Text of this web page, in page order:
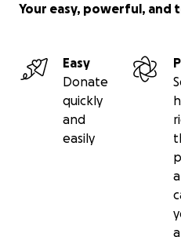
Your easy, powerful, and
Easy
Donate
quickly
and
easily